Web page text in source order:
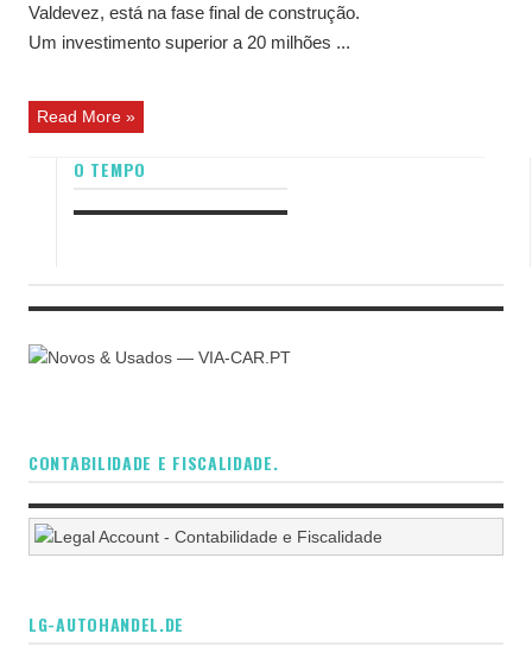
Valdevez, está na fase final de construção.
Um investimento superior a 20 milhões ...
Read More »
O TEMPO
CONTABILIDADE E FISCALIDADE.
LG-AUTOHANDEL.DE